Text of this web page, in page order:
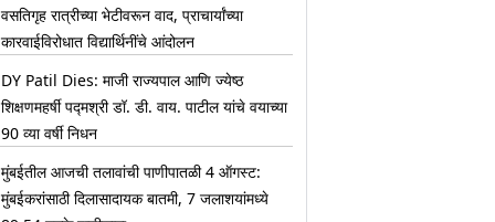
वसतिगृह रात्रीच्या भेटीवरून वाद, प्राचार्यांच्या
कारवाईविरोधात विद्यार्थिनींचे आंदोलन
DY Patil Dies: माजी राज्यपाल आणि ज्येष्ठ
शिक्षणमहर्षी पद्मश्री डॉ. डी. वाय. पाटील यांचे वयाच्या
90 व्या वर्षी निधन
मुंबईतील आजची तलावांची पाणीपातळी 4 ऑगस्ट:
मुंबईकरांसाठी दिलासादायक बातमी, 7 जलाशयांमध्ये